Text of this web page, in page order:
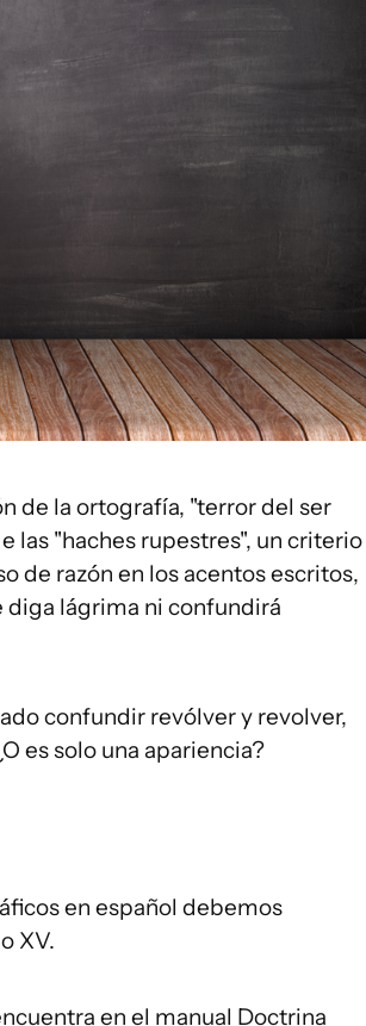
de la ortografía, "terror del ser
las "haches rupestres", un criterio
de razón en los acentos escritos,
diga lágrima ni confundirá
confundir revólver y revolver,
es solo una apariencia?
en español debemos
XV.
en el manual Doctrina